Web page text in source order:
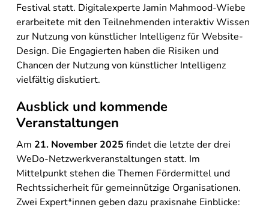
Festival statt. Digitalexperte Jamin Mahmood-Wiebe
erarbeitete mit den Teilnehmenden interaktiv Wissen
zur Nutzung von künstlicher Intelligenz für Website-
Design. Die Engagierten haben die Risiken und
Chancen der Nutzung von künstlicher Intelligenz
vielfältig diskutiert.
Ausblick und kommende
Veranstaltungen
Am 21. November 2025 findet die letzte der drei
WeDo-Netzwerkveranstaltungen statt. Im
Mittelpunkt stehen die Themen Fördermittel und
Rechtssicherheit für gemeinnützige Organisationen.
Zwei Expert*innen geben dazu praxisnahe Einblicke: